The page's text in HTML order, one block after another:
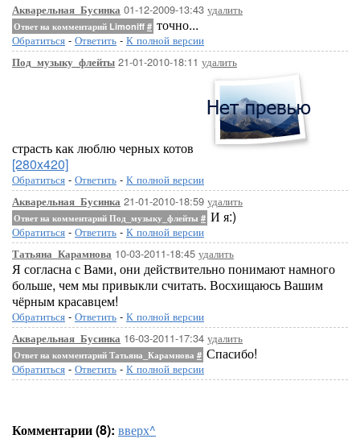
Акварельная_Бусинка 01-12-2009-13:43 удалить
Ответ на комментарий Limoniff # точно...
Обратиться - Ответить - К полной версии
Под_музыку_флейты 21-01-2010-18:11 удалить
страсть как люблю черных котов
[280x420]
Обратиться - Ответить - К полной версии
Акварельная_Бусинка 21-01-2010-18:59 удалить
Ответ на комментарий Под_музыку_флейты # И я:)
Обратиться - Ответить - К полной версии
Татьяна_Карамнова 10-03-2011-18:45 удалить
Я согласна с Вами, они действительно понимают намного
больше, чем мы привыкли считать. Восхищаюсь Вашим
чёрным красавцем!
Обратиться - Ответить - К полной версии
Акварельная_Бусинка 16-03-2011-17:34 удалить
Ответ на комментарий Татьяна_Карамнова # Спасибо!
Обратиться - Ответить - К полной версии
Комментарии (8): вверх^